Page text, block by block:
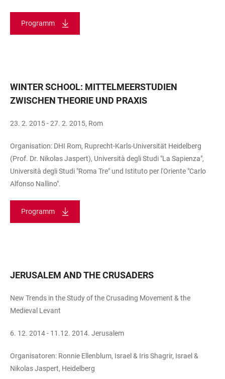
Programm
WINTER SCHOOL: MITTELMEERSTUDIEN
ZWISCHEN THEORIE UND PRAXIS
23. 2. 2015 - 27. 2. 2015, Rom
Organisation: DHI Rom, Ruprecht-Karls-Universität Heidelberg
(Prof. Dr. Nikolas Jaspert), Università degli Studi "La Sapienza",
Università degli Studi "Roma Tre" und Istituto per l'Oriente "Carlo
Alfonso Nallino".
Programm
JERUSALEM AND THE CRUSADERS
New Trends in the Study of the Crusading Movement & the
Medieval Levant
6. 12. 2014 - 11.12. 2014. Jerusalem
Organisatoren: Ronnie Ellenblum, Israel & Iris Shagrir, Israel &
Nikolas Jaspert, Heidelberg